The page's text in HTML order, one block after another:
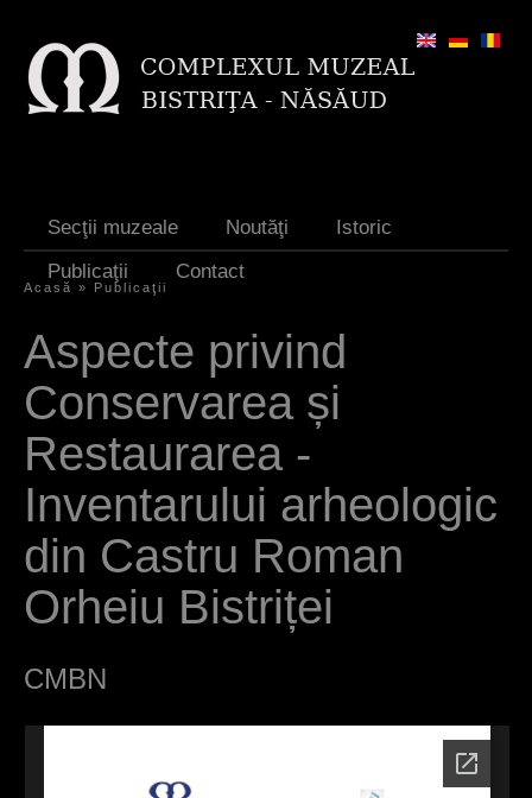
Secţii muzeale Noutăţi
Istoric
Publicaţii
Contact
o
u
a
r
e
h
e
e
Acasă » Publicaţii
Aspecte privind
Conservarea și
Restaurarea -
Inventarului arheologic
din Castru Roman
Orheiu Bistriței
CMBN